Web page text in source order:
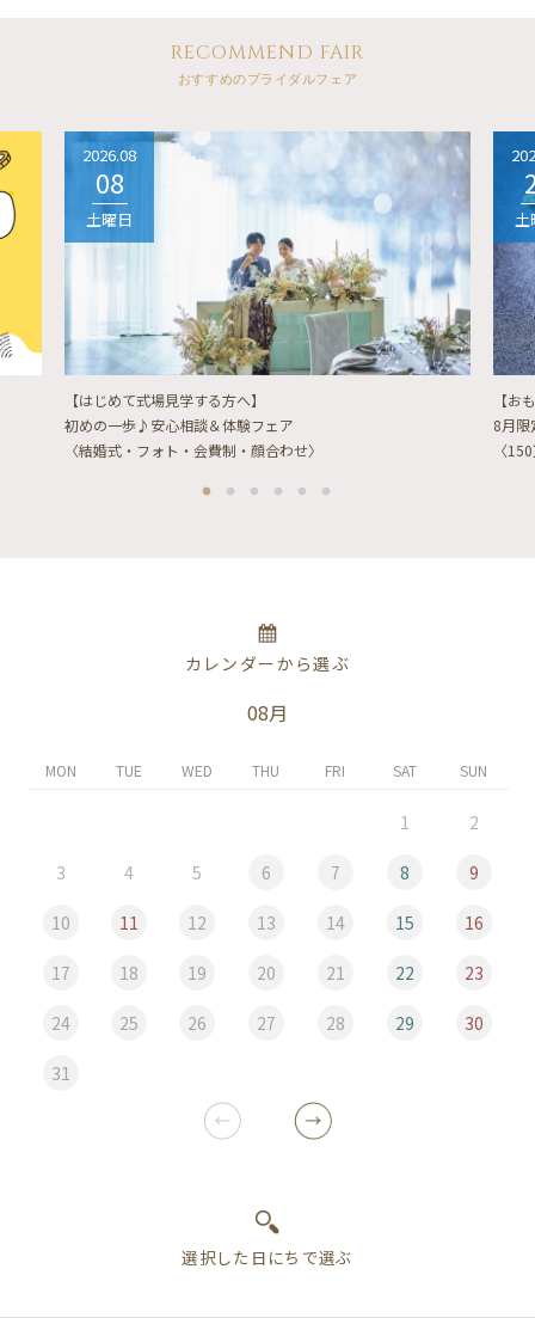
RECOMMEND FAIR
おすすめのブライダルフェア
2026.08
08
土曜日
【はじめて式場見学する方へ】
初めの一歩♪安心相談＆体験フェア
〈結婚式・フォト・会費制・顔合わせ〉
土
【お
8月限
〈
カレンダーから選ぶ
08月
MON TUE WED THU FRI SAT SUN
1 2
3 4 5 6 7 8 9
10 11 12 13 14 15 16
17 18 19 20 21 22 23
24 25 26 27 28 29 30
31